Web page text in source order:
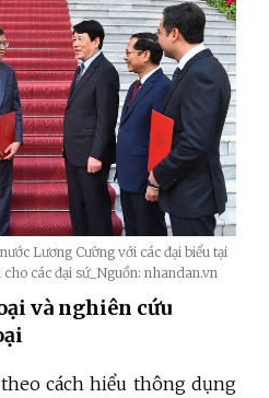
Lương Cường với các đại biểu tại
các đại sứ_Nguồn: nhandan.vn
và nghiên cứu
cách hiểu thông dụng